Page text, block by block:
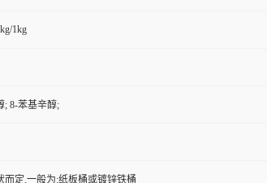
1kg
; 8-苯基辛醇;
而定,一般为:纸板桶或镀锌铁桶